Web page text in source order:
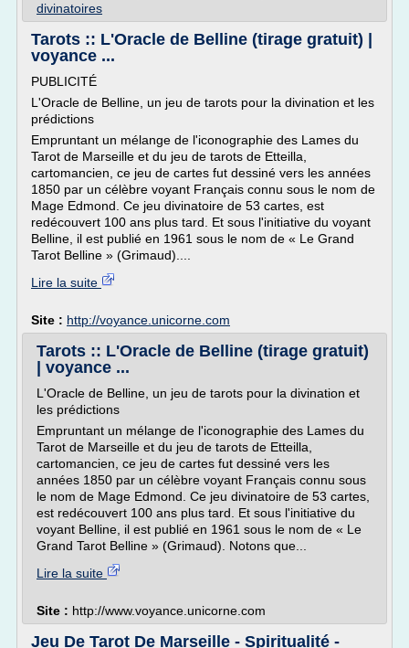
divinatoires
Tarots :: L'Oracle de Belline (tirage gratuit) |
voyance ...
PUBLICITÉ
L'Oracle de Belline, un jeu de tarots pour la divination et les
prédictions
Empruntant un mélange de l'iconographie des Lames du
Tarot de Marseille et du jeu de tarots de Etteilla,
cartomancien, ce jeu de cartes fut dessiné vers les années
1850 par un célèbre voyant Français connu sous le nom de
Mage Edmond. Ce jeu divinatoire de 53 cartes, est
redécouvert 100 ans plus tard. Et sous l'initiative du voyant
Belline, il est publié en 1961 sous le nom de « Le Grand
Tarot Belline » (Grimaud)....
Lire la suite
Site : http://voyance.unicorne.com
Tarots :: L'Oracle de Belline (tirage gratuit)
| voyance ...
L'Oracle de Belline, un jeu de tarots pour la divination et
les prédictions
Empruntant un mélange de l'iconographie des Lames du
Tarot de Marseille et du jeu de tarots de Etteilla,
cartomancien, ce jeu de cartes fut dessiné vers les
années 1850 par un célèbre voyant Français connu sous
le nom de Mage Edmond. Ce jeu divinatoire de 53 cartes,
est redécouvert 100 ans plus tard. Et sous l'initiative du
voyant Belline, il est publié en 1961 sous le nom de « Le
Grand Tarot Belline » (Grimaud). Notons que...
Lire la suite
Site : http://www.voyance.unicorne.com
Jeu De Tarot De Marseille - Spiritualité -